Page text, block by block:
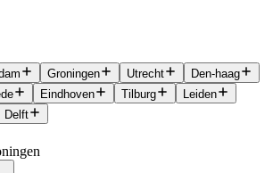
Groningen Utrecht
Den-haag
Eindhoven Tilburg
Leiden
Delft